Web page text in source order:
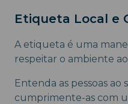
Etiqueta Local e
A etiqueta é uma
respeitar o ambiente
Entenda as pessoas ao
cumprimente-as com